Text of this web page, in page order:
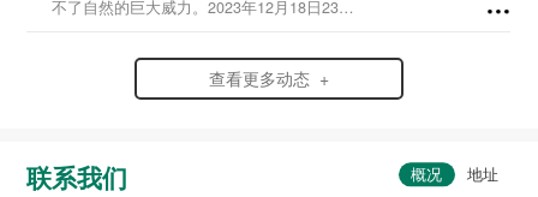
不了自然的巨大威力。2023年12月18日23时
州积石山县，灾情范围波及到了甘肃、青海
查看更多动态 +
联系我们